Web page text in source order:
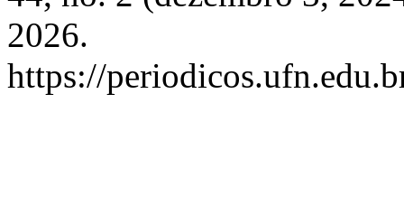
2026.
https://